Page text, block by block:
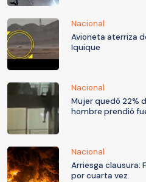
Nacional
Avioneta aterriza
Iquique
Nacional
Mujer quedó 22%
hombre prendió
Nacional
Arriesga clausura:
por cuarta vez